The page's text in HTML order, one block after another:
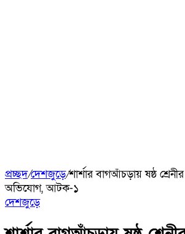
প্রচ্ছদ/দেশজুড়ে/শার্শার বাগআঁচড়ায় ষষ্ঠ
অভিযোগ, আটক-১
দেশজুড়ে